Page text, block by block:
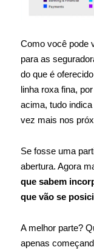
Como você pode
para as
do que é
linha roxa fina,
acima, tudo
vez mais nos
Se fosse uma
abertura. Agora
que sabem
que vão se
A melhor parte?
apenas